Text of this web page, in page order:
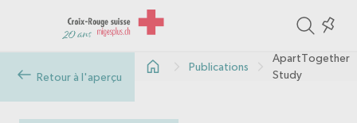
in
Retour à l'aperçu
Publications
ApartTogether
Study